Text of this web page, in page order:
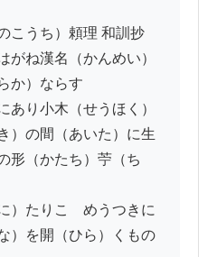
うち）頼理 和訓抄
がね漢名（かんめい）
か）ならす
り小木（せうほく）
）の間（あいた）に生
形（かたち）苧（ち
たりこゞめうつきに
）を開（ひら）くもの